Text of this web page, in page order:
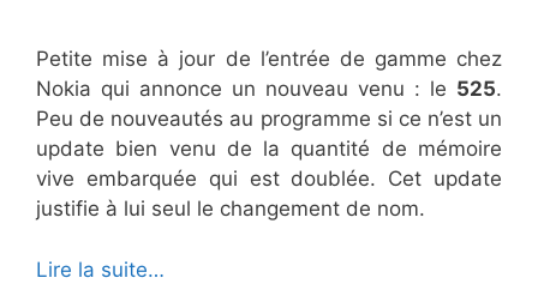
Petite mise à jour de l’entrée de gamme chez
Nokia qui annonce un nouveau venu : le 525.
Peu de nouveautés au programme si ce n’est un
update bien venu de la quantité de mémoire
vive embarquée qui est doublée. Cet update
justifie à lui seul le changement de nom.
Lire la suite…